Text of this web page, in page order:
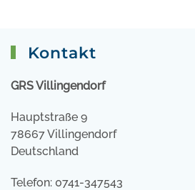
Kontakt
GRS Villingendorf
Hauptstraße 9
78667 Villingendorf
Deutschland
Telefon: 0741-347543